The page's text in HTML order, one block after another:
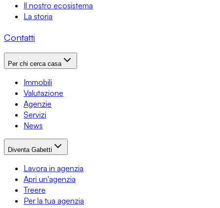
Il nostro ecosistema
La storia
Contatti
Per chi cerca casa
Immobili
Valutazione
Agenzie
Servizi
News
Diventa Gabetti
Lavora in agenzia
Apri un'agenzia
Treere
Per la tua agenzia